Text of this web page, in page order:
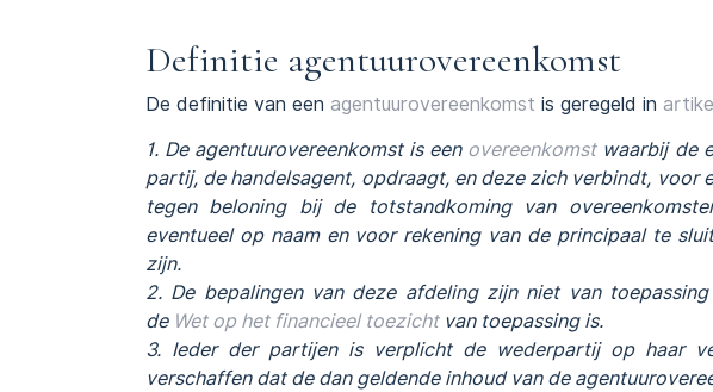
Definitie agentuurovereenkomst
De definitie van een agentuurovereenkomst is geregeld in
1. De agentuurovereenkomst is een overeenkomstwaarbij de
partij, de handelsagent, opdraagt, en deze zich verbindt, voor
tegen beloning bij de totstandkoming van
eventueel op naam en voor rekening van de principaal te
zijn.
2. De bepalingen van deze afdeling zijn niet van
de Wet op het financieel toezichtvan toepassing is.
3. Ieder der partijen is verplicht de wederpartij op haar
verschaffen dat de dan geldende inhoud van de